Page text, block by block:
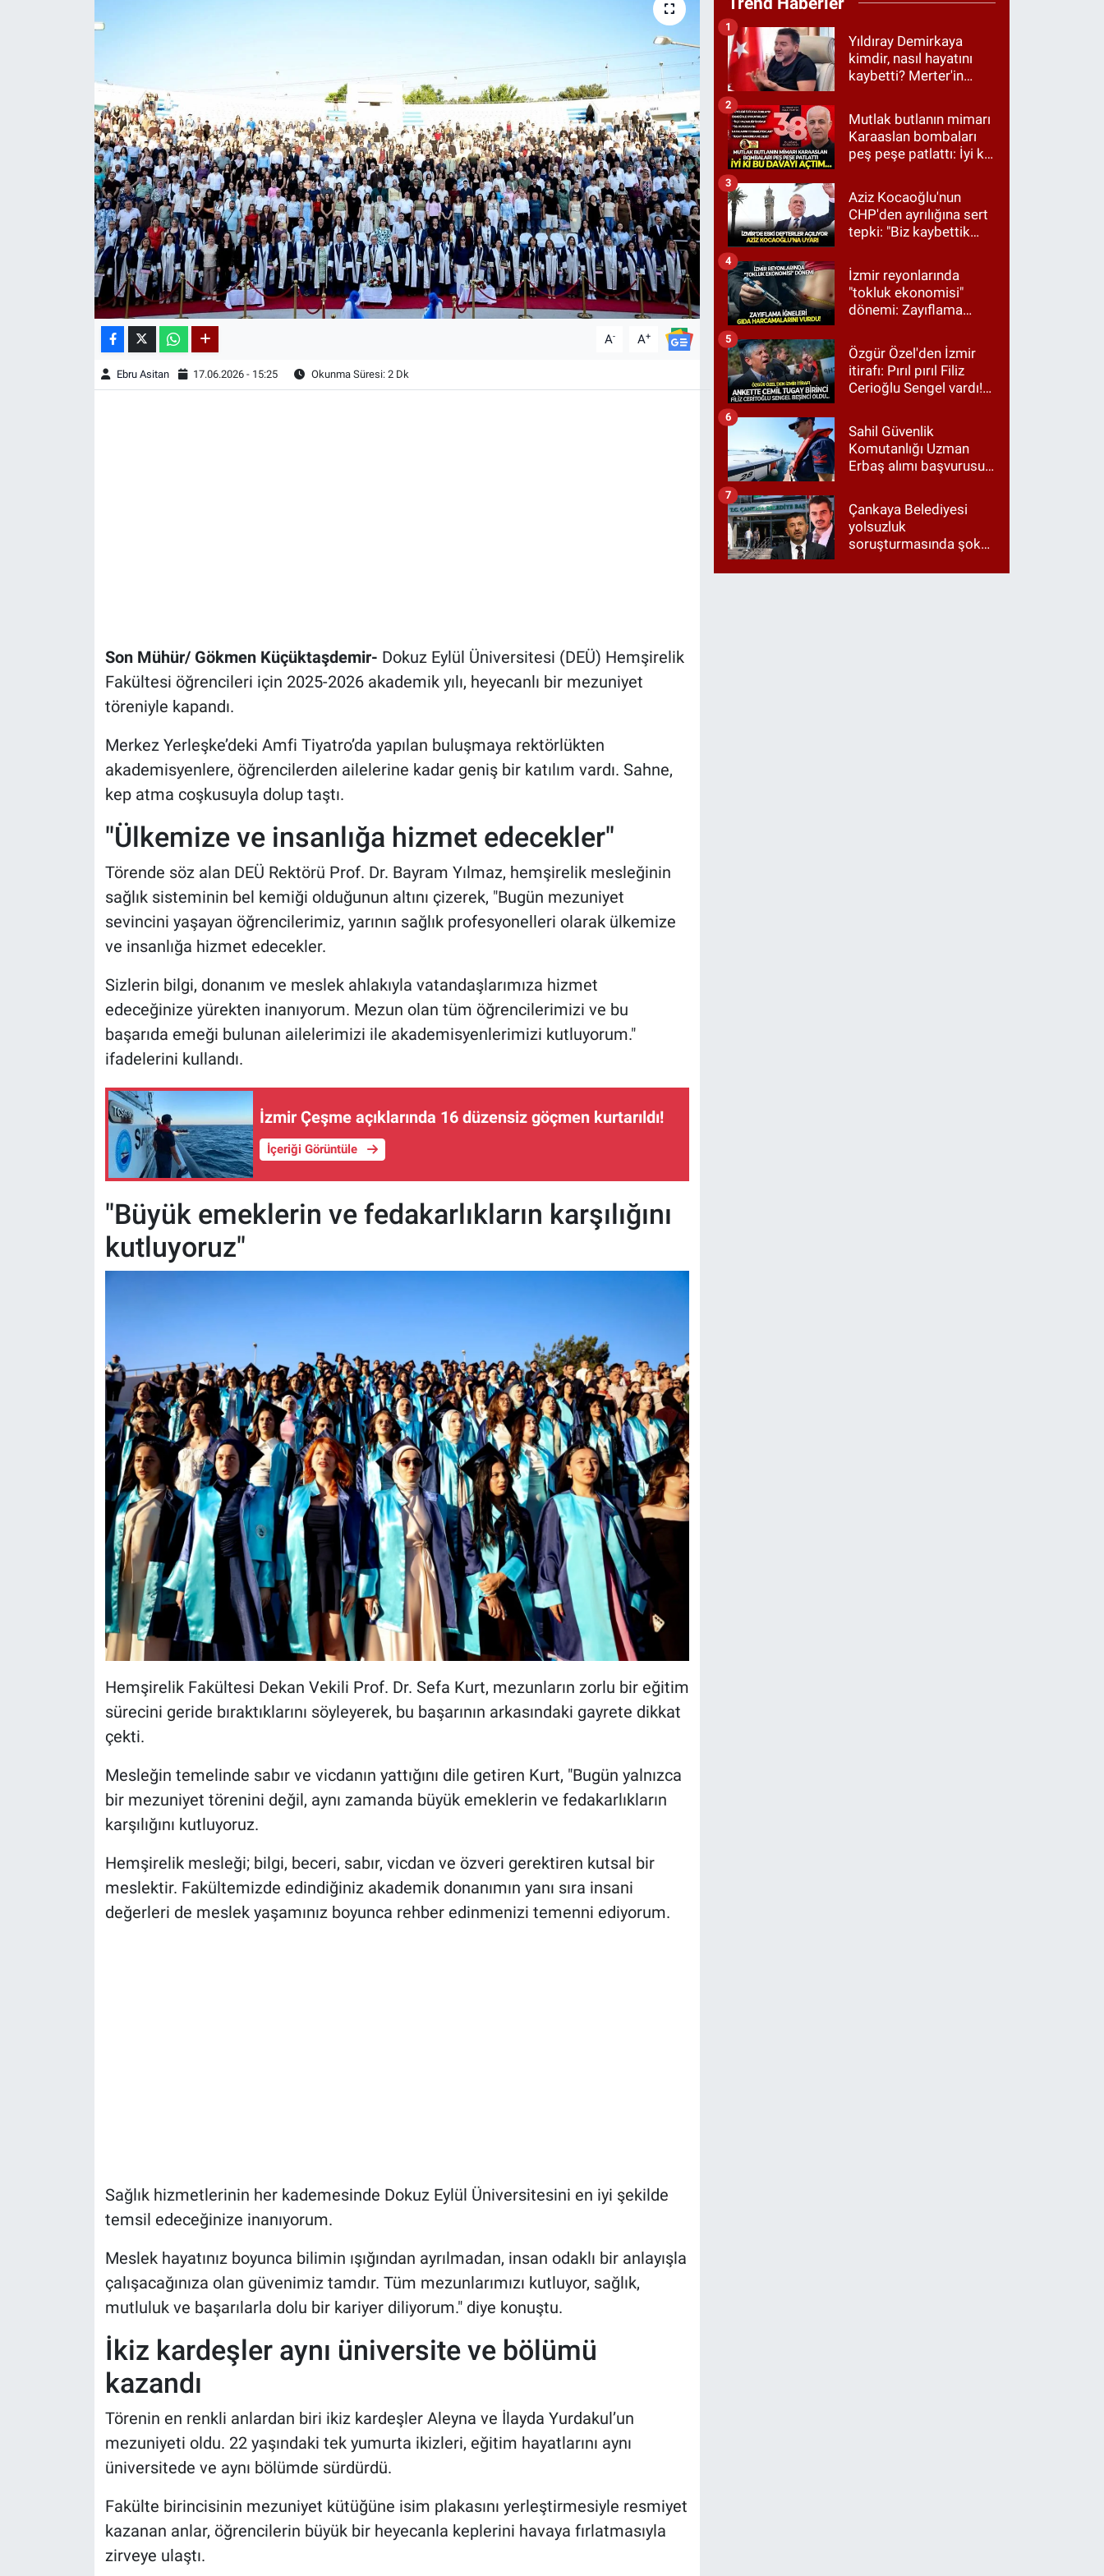
A- A+
Ebru Asitan 17.06.2026 - 15:25 Okunma Süresi: 2 Dk
Son Mühür/ Gökmen Küçüktaşdemir- Dokuz Eylül Üniversitesi (DEÜ) Hemşirelik
Fakültesi öğrencileri için 2025-2026 akademik yılı, heyecanlı bir mezuniyet
töreniyle kapandı.
Merkez Yerleşke’deki Amfi Tiyatro’da yapılan buluşmaya rektörlükten
akademisyenlere, öğrencilerden ailelerine kadar geniş bir katılım vardı. Sahne,
kep atma coşkusuyla dolup taştı.
"Ülkemize ve insanlığa hizmet edecekler"
Törende söz alan DEÜ Rektörü Prof. Dr. Bayram Yılmaz, hemşirelik mesleğinin
sağlık sisteminin bel kemiği olduğunun altını çizerek, "Bugün mezuniyet
sevincini yaşayan öğrencilerimiz, yarının sağlık profesyonelleri olarak ülkemize
ve insanlığa hizmet edecekler.
Sizlerin bilgi, donanım ve meslek ahlakıyla vatandaşlarımıza hizmet
edeceğinize yürekten inanıyorum. Mezun olan tüm öğrencilerimizi ve bu
başarıda emeği bulunan ailelerimizi ile akademisyenlerimizi kutluyorum."
ifadelerini kullandı.
İzmir Çeşme açıklarında 16 düzensiz göçmen kurtarıldı!
İçeriği Görüntüle
"Büyük emeklerin ve fedakarlıkların karşılığını
kutluyoruz"
Hemşirelik Fakültesi Dekan Vekili Prof. Dr. Sefa Kurt, mezunların zorlu bir eğitim
sürecini geride bıraktıklarını söyleyerek, bu başarının arkasındaki gayrete dikkat
çekti.
Mesleğin temelinde sabır ve vicdanın yattığını dile getiren Kurt, "Bugün yalnızca
bir mezuniyet törenini değil, aynı zamanda büyük emeklerin ve fedakarlıkların
karşılığını kutluyoruz.
Hemşirelik mesleği; bilgi, beceri, sabır, vicdan ve özveri gerektiren kutsal bir
meslektir. Fakültemizde edindiğiniz akademik donanımın yanı sıra insani
değerleri de meslek yaşamınız boyunca rehber edinmenizi temenni ediyorum.
Sağlık hizmetlerinin her kademesinde Dokuz Eylül Üniversitesini en iyi şekilde
temsil edeceğinize inanıyorum.
Meslek hayatınız boyunca bilimin ışığından ayrılmadan, insan odaklı bir anlayışla
çalışacağınıza olan güvenimiz tamdır. Tüm mezunlarımızı kutluyor, sağlık,
mutluluk ve başarılarla dolu bir kariyer diliyorum." diye konuştu.
İkiz kardeşler aynı üniversite ve bölümü
kazandı
Törenin en renkli anlardan biri ikiz kardeşler Aleyna ve İlayda Yurdakul’un
mezuniyeti oldu. 22 yaşındaki tek yumurta ikizleri, eğitim hayatlarını aynı
üniversitede ve aynı bölümde sürdürdü.
Fakülte birincisinin mezuniyet kütüğüne isim plakasını yerleştirmesiyle resmiyet
kazanan anlar, öğrencilerin büyük bir heyecanla keplerini havaya fırlatmasıyla
zirveye ulaştı.
Yıldıray Demirkaya
kimdir, nasıl hayatını
kaybetti? Merter'in
mesajı
1
Mutlak butlanın mimarı
Karaaslan bombaları
peş peşe patlattı: İyi ki
2
Aziz Kocaoğlu'nun
CHP'den ayrılığına sert
tepki: "Biz kaybettik
etmedik"
3
İzmir reyonlarında
"tokluk ekonomisi"
dönemi: Zayıflama
harcamalarını vurdu!
4
Özgür Özel'den İzmir
itirafı: Pırıl pırıl Filiz
Cerioğlu Sengel vardı!
Tugay birinci çıktı
5
Sahil Güvenlik
Komutanlığı Uzman
Erbaş alımı başvurusu
başvuru şartları neler?
6
Çankaya Belediyesi
yolsuzluk
soruşturmasında şok
Ağbaba yönetiyordu..."
7